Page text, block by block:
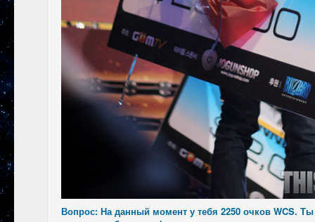
Вопрос: На данный момент у тебя 2250 очков WCS.